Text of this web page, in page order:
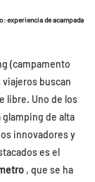
experiencia de acampada
(campamento
buscan
libre. Uno de los
de alta
innovadores y
es el
, que se ha